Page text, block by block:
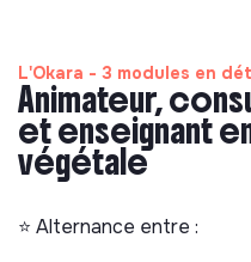
L'Okara - 3 modules en
Animateur,
et enseignant
végétale
⭐️ Alternance entre :